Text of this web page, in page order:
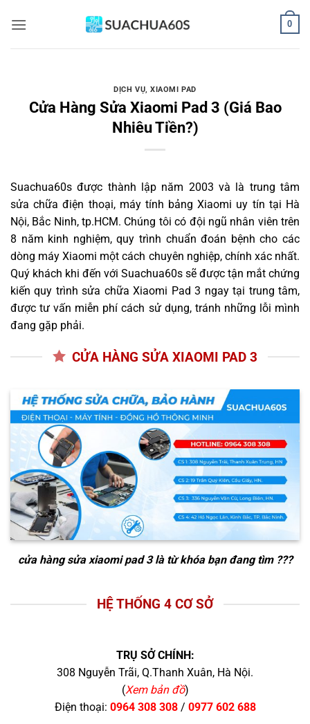
qua
0
DỊCH VỤ,XIAOMI PAD
Cửa Hàng Sửa Xiaomi Pad 3 (Giá Bao
Nhiêu Tiền?)
Suachua60s được thành lập năm 2003 và là trung tâm
sửa chữa điện thoại, máy tính bảng Xiaomi uy tín tại Hà
Nội, Bắc Ninh, tp.HCM. Chúng tôi có đội ngũ nhân viên trên
8 năm kinh nghiệm, quy trình chuẩn đoán bệnh cho các
dòng máy Xiaomi một cách chuyên nghiệp, chính xác nhất.
Quý khách khi đến với Suachua60s sẽ được tận mắt chứng
kiến quy trình sửa chữa Xiaomi Pad 3 ngay tại trung tâm,
được tư vấn miễn phí cách sử dụng, tránh những lỗi mình
đang gặp phải.
CỬA HÀNG SỬA XIAOMI PAD 3
cửa hàng sửa xiaomi pad 3là từ khóa bạn đang tìm ???
HỆ THỐNG 4 CƠ SỞ
TRỤ SỞ CHÍNH:
308 Nguyễn Trãi, Q.Thanh Xuân, Hà Nội.
(Xem bản đồ)
Điện thoại: 0964 308 308/ 0977 602 688